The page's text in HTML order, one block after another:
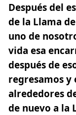
Después del
de la Llama
uno de
vida esa
después de
regresamos y
alrededores
de nuevo a la